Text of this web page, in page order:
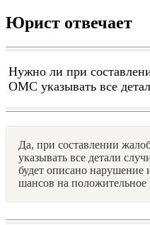
Юрист отвечает
Нужно ли при
ОМС указывать все
Да, при составлении
указывать все детали
будет описано нарушение
шансов на